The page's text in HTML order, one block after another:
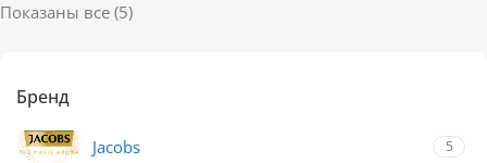
Показаны все (5)
Бренд
Jacobs 5